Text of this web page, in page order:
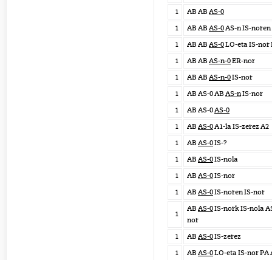
1
AB AB AS-0
1
AB AB AS-0AS-n IS-
1
AB AB AS-0LO-eta IS-nor
1
AB AB AS-n-0ER-nor
1
AB AB AS-n-0IS-nor
1
AB AS-0 AB AS-nIS-nor
1
AB AS-0AS-0
1
AB AS-0A1-la IS-zerez A2
1
AB AS-0IS-?
1
AB AS-0IS-nola
1
AB AS-0IS-nor
1
AB AS-0IS-noren IS-nor
1
AB AS-0IS-nork IS-nola
nor
1
AB AS-0IS-zerez
1
AB AS-0LO-eta IS-nor PA